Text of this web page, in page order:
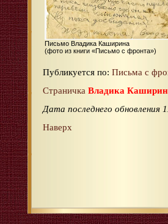
Письмо Владика Каширина
(фото из книги «Письмо с фронта»)
Публикуется по: Письма с
Страничка Владика
Дата последнего обновления
Наверх